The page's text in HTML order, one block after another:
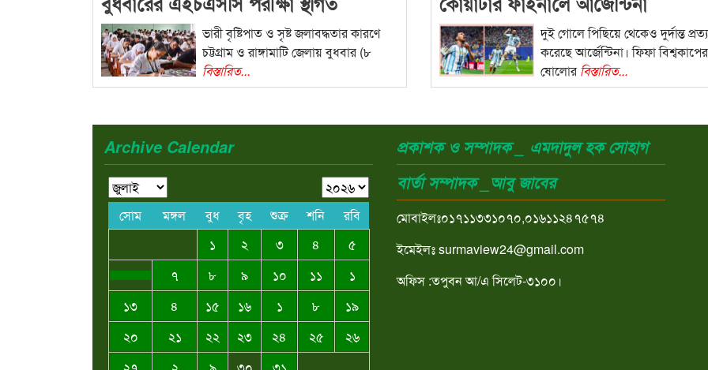
ভারী বৃষ্টিপাত ও সৃষ্ট জলাবদ্ধতার কারণে
চট্টগ্রাম ও রাঙ্গামাটি জেলায় বুধবার (৮
বিস্তারিত...
দুই গোলে পিছিয়ে থেকেও দুর্দান্ত
করেছে আর্জেন্টিনা। ফিফা
ষোলোর বিস্তারিত...
Archive Calendar
সোম মঙ্গল বুধ বৃহ শুক্র শনি
রবি
১
২ ৩ ৪
৫
৭
৮ ৯ ১০ ১১
১
১৩
৪ ১৫ ১৬ ১ ৮
১৯
২০
২১ ২২ ২৩ ২৪ ২৫
২৬
প্রকাশক ও সম্পাদক _ এমদাদুল হক সোহাগ
বার্তা সম্পাদক _আবু জাবের
মোবাইলঃ০১৭১১৩৩১০৭০,০১৬১১২৪৭৫৭৪
ইমেইলঃ surmaview24@gmail.com
অফিস :তপুবন আ/এ সিলেট-৩১০০।